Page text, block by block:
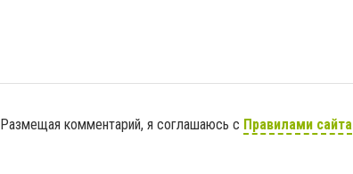
Размещая комментарий, я соглашаюсь с Правилами сайта